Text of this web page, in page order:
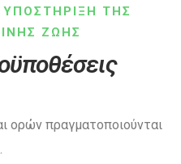
ΤΗΣ
ΖΩΗΣ
ορών πραγματοποιούνται